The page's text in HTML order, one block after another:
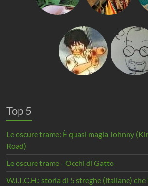
Top 5
Le oscure trame: È quasi magia Johnny
Road)
Le oscure trame - Occhi di Gatto
W.I.T.C.H.: storia di 5 streghe (italiane)